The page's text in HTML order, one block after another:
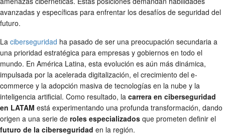
avanzadas y específicas para enfrentar los desafíos de seguridad del
futuro.
La ciberseguridad ha pasado de ser una preocupación secundaria a
una prioridad estratégica para empresas y gobiernos en todo el
mundo. En América Latina, esta evolución es aún más dinámica,
impulsada por la acelerada digitalización, el crecimiento del e-
commerce y la adopción masiva de tecnologías en la nube y la
inteligencia artificial. Como resultado, la carrera en ciberseguridad
en LATAM está experimentando una profunda transformación, dando
origen a una serie de roles especializados que prometen definir el
futuro de la ciberseguridad en la región.